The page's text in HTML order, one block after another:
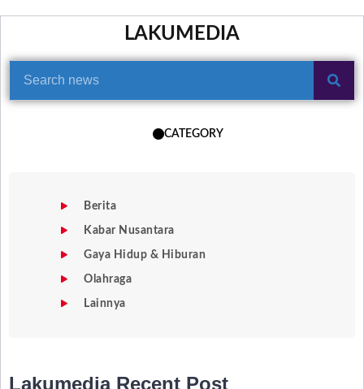
LAKUMEDIA
CATEGORY
Berita
Kabar Nusantara
Gaya Hidup & Hiburan
Olahraga
Lainnya
Lakumedia Recent Post